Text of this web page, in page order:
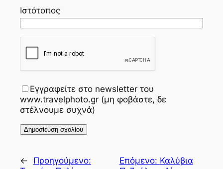
Ιστότοπος
Εγγραφείτε στο newsletter του
www.travelphoto.gr (μη φοβάστε, δε
στέλνουμε συχνά)
←
Προηγούμενο:
Επόμενο: Καλύβια